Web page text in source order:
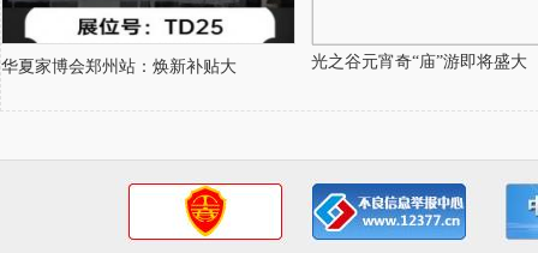
华夏家博会郑州站：焕新补贴大 光之谷元宵奇“庙”游即将盛大